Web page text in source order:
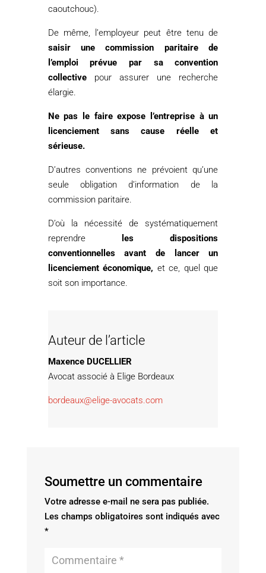
caoutchouc).
De même, l’employeur peut être tenu de
saisir une commission paritaire de
l’emploi prévue par sa convention
collectivepour assurer une recherche
élargie.
Ne pas le faire expose l’entreprise à un
licenciement sans cause réelle et
sérieuse.
D’autres conventions ne prévoient qu’une
seule obligation d’information de la
commission paritaire.
D’où la nécessité de systématiquement
reprendre
les dispositions
conventionnelles avant de lancer un
licenciement économique, et ce, quel que
soit son importance.
Auteur de l’article
Maxence DUCELLIER
Avocat associé à Elige Bordeaux
bordeaux@elige-avocats.com
Soumettre un commentaire
Votre adresse e-mail ne sera pas publiée.
Les champs obligatoires sont indiqués avec
*